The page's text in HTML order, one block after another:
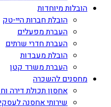
הובלות מיוחדות
הובלת חברות היי-טק
העברת מפעלים
העברת חדרי שרתים
הובלת מעבדות
העברת משרד קטן
מחסנים להשכרה
אחסון תכולת דירה
שירותי אחסנה